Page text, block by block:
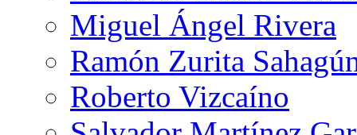
Miguel Ángel Rivera
Ramón Zurita
Roberto Vizcaíno